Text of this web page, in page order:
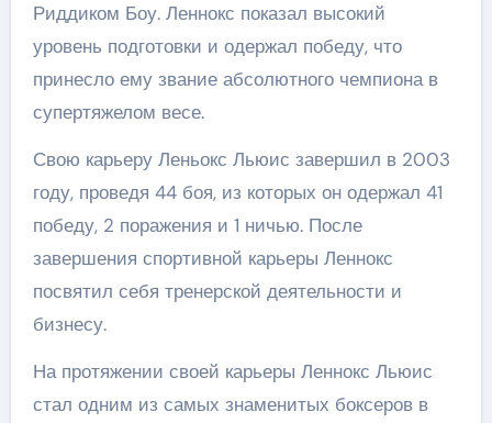
Риддиком Боу. Леннокс показал высокий
уровень подготовки и одержал победу, что
принесло ему звание абсолютного чемпиона в
супертяжелом весе.
Свою карьеру Леньокс Льюис завершил в 2003
году, проведя 44 боя, из которых он одержал 41
победу, 2 поражения и 1 ничью. После
завершения спортивной карьеры Леннокс
посвятил себя тренерской деятельности и
бизнесу.
На протяжении своей карьеры Леннокс Льюис
стал одним из самых знаменитых боксеров в